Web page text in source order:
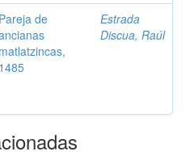
Pareja de
matlatzincas,
1485
Estrada
Discua, Raúl